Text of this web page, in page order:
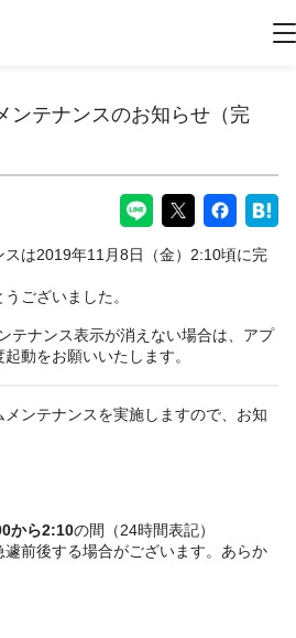
ンテナンスのお知らせ（完
スは2019年11月8日（金）2:10頃に完
ございました。
テナンス表示が消えない場合は、アプ
動をお願いいたします。
ンテナンスを実施しますので、お知
から2:10の間（24時間表記）
前後する場合がございます。あらか